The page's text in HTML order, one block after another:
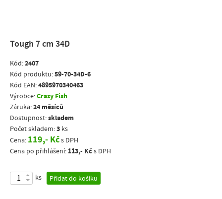
Tough 7 cm 34D
Kód:2407
Kód produktu:59-70-34D-6
Kód EAN:4895970340463
Výrobce:Crazy Fish
Záruka:24 měsíců
Dostupnost:skladem
Počet skladem:3 ks
Cena: 119,- Kčs DPH
Cena po přihlášení: 113,- Kč s DPH
ks Přidat do košíku